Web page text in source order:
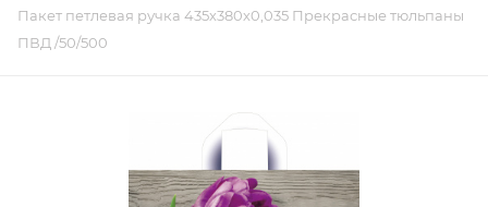
Пакет петлевая ручка 435х380х0,035 Прекрасные тюльпаны
ПВД /50/500